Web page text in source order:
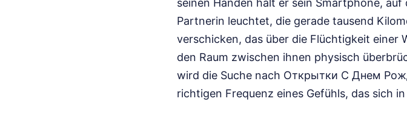
Partnerin leuchtet, die gerade tausend
verschicken, das über die Flüchtigkeit
den Raum zwischen ihnen physisch
wird die Suche nach Открытки С Днем
richtigen Frequenz eines Gefühls, das sich